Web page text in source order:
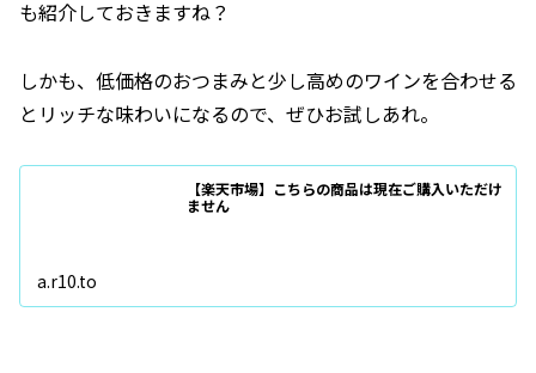
も紹介しておきますね？
しかも、低価格のおつまみと少し高めのワインを合わせる
とリッチな味わいになるので、ぜひお試しあれ。
【楽天市場】こちらの商品は現在ご購入いただけ
ません
a.r10.to